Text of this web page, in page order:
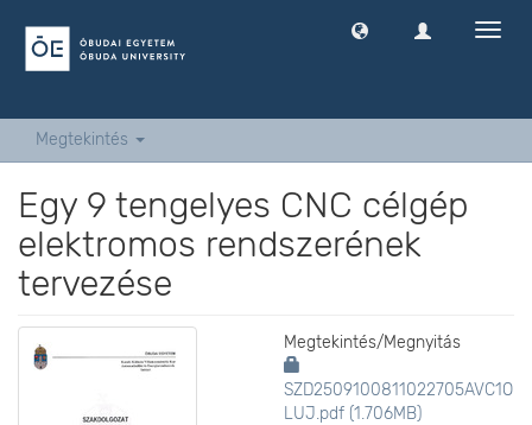
Megtekintés
Egy 9 tengelyes CNC célgép
elektromos rendszerének
tervezése
Megtekintés/Megnyitás
SZD2509100811022705AVC1O
LUJ.pdf (1.706MB)